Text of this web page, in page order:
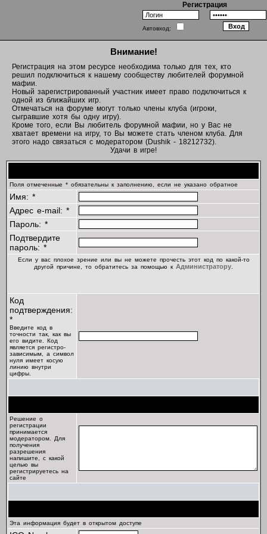
Регистрация
Автовход:
Внимание!
Регистрация на этом ресурсе необходима только для тех, кто
решил подключиться к нашему сообществу любителей форумной
мафии.
Новый зарегистрированный участник имеет право подключиться к
одной из ближайших игр.
Отмечаться на форуме могут только члены клуба (игроки,
сыгравшие хотя бы одну игру).
Кроме того, если Вы любитель форумной мафии, но у Вас не
хватает времени на игру, то Вы можете стать членом клуба. Для
этого надо связаться с модератором (Dushik - 18212732).
Удачи в игре!
Поля отмеченные * обязательны к заполнению, если не указано обратное
Имя: *
Адрес e-mail: *
Пароль: *
Подтвердите
пароль: *
Если у вас плохое зрение или вы не можете прочесть этот код по какой-то
другой причине, то обратитесь за помощью к Администратору
Код
подтверждения:
*
Введите код в
точности так, как вы
его видите. Код
является регистро-
зависимым, а символ
нуля имеет косую
линию внутри
цифры.
Решение о
регистрации
принимается
модератором. Для
получения
разрешения
напишите, с какой
целью вы
регистрируетесь на
сайте
Эта информация будет в открытом доступе